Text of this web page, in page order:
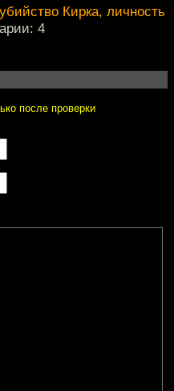
Кирка, личность
4
после проверки